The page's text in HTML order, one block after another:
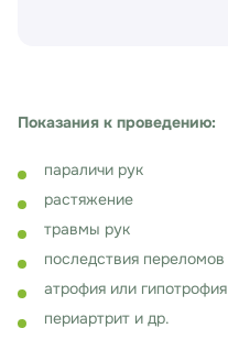
Показания к проведению:
параличи рук
растяжение
травмы рук
последствия
атрофия или
периартрит и др.